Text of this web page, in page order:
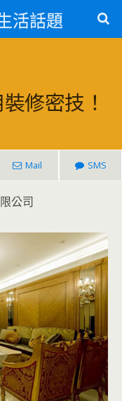
活話題
修密技！
Mail SMS
公司